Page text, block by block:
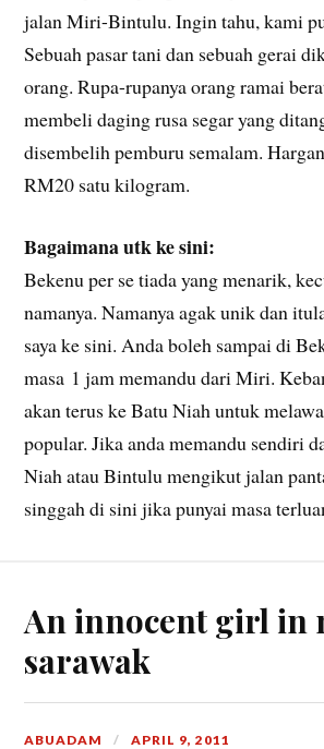
jalan Miri-Bintulu. Ingin tahu, kami
Sebuah pasar tani dan sebuah gerai
orang. Rupa-rupanya orang ramai
membeli daging rusa segar yang
disembelih pemburu semalam.
RM20 satu kilogram.
Bagaimana utk ke sini:
Bekenu per se tiada yang menarik,
namanya. Namanya agak unik dan
saya ke sini. Anda boleh sampai di
masa 1 jam memandu dari Miri.
akan terus ke Batu Niah untuk
popular. Jika anda memandu sendiri
Niah atau Bintulu mengikut jalan
singgah di sini jika punyai masa
An innocent girl in
sarawak
ABUADAM APRIL 9, 2011